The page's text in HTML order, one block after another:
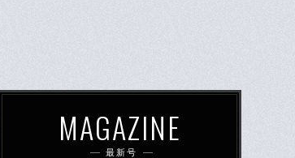
MAGAZINE
最新号